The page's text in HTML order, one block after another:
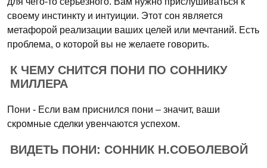
своему инстинкту и интуиции. Этот сон является
метафорой реализации ваших целей или мечтаний. Есть
проблема, о которой вы не желаете говорить.
К ЧЕМУ СНИТСЯ ПОНИ ПО СОННИКУ
МИЛЛЕРА
Пони - Если вам приснился пони – значит, ваши
скромные сделки увенчаются успехом.
ВИДЕТЬ ПОНИ: СОННИК Н.СОБОЛЕВОЙ